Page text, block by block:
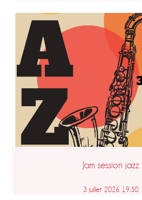
Jam session jazz
3 juillet 2026 19:30